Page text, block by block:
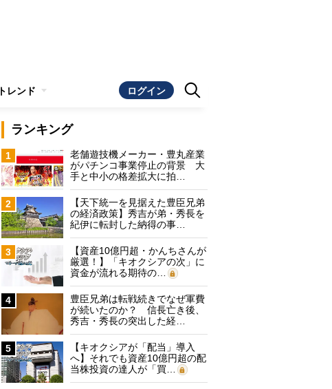
トレンド ログイン
ランキング
1
老舗遊技機メーカー・豊丸産業
がパチンコ事業停止の背景 大
手と中小の格差拡大に拍…
2
【天下統一を見据えた豊臣兄弟
の経済政策】秀吉が弟・秀長を
紀伊に転封した納得の事…
3
【資産10億円超・かんちさんが
厳選！】「キオクシアの次」に
資金が流れる期待の…
4
豊臣兄弟は転戦続きでなぜ軍費
が続いたのか？ 信長亡き後、
秀吉・秀長の突出した経…
5
【キオクシアが「配当」導入
へ】それでも資産10億円超の配
当株投資の達人が「買…